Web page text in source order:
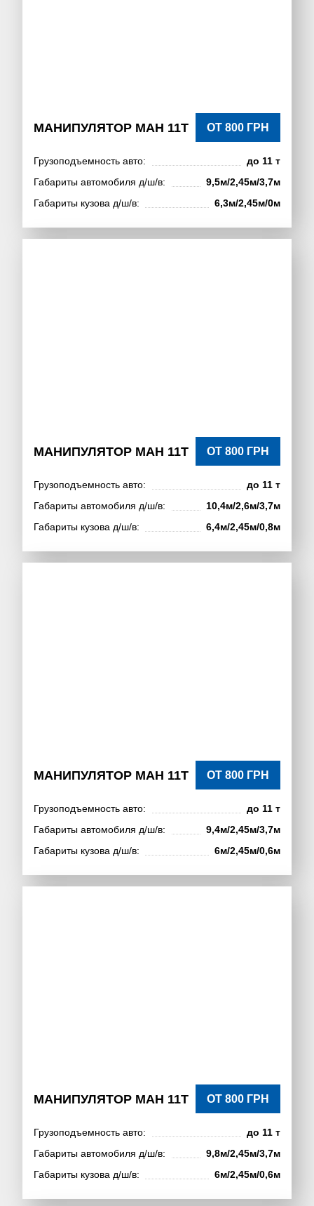
МАНИПУЛЯТОР МАН 11Т ОТ 800 ГРН
Грузоподъемность авто:
до 11 т
Габариты автомобиля д/ш/в:
9,5м/2,45м/3,7м
Габариты кузова д/ш/в:
6,3м/2,45м/0м
МАНИПУЛЯТОР МАН 11Т ОТ 800 ГРН
Грузоподъемность авто:
до 11 т
Габариты автомобиля д/ш/в:
10,4м/2,6м/3,7м
Габариты кузова д/ш/в:
6,4м/2,45м/0,8м
МАНИПУЛЯТОР МАН 11Т ОТ 800 ГРН
Грузоподъемность авто:
до 11 т
Габариты автомобиля д/ш/в:
9,4м/2,45м/3,7м
Габариты кузова д/ш/в:
6м/2,45м/0,6м
МАНИПУЛЯТОР МАН 11Т ОТ 800 ГРН
Грузоподъемность авто:
до 11 т
Габариты автомобиля д/ш/в:
9,8м/2,45м/3,7м
Габариты кузова д/ш/в:
6м/2,45м/0,6м